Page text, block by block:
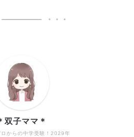
ロからの中学受験！2029年
双子ママ＊